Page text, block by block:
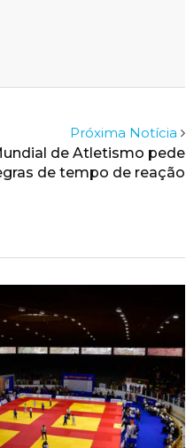
Próxima Notícia
de Atletismo pede
de tempo de reação